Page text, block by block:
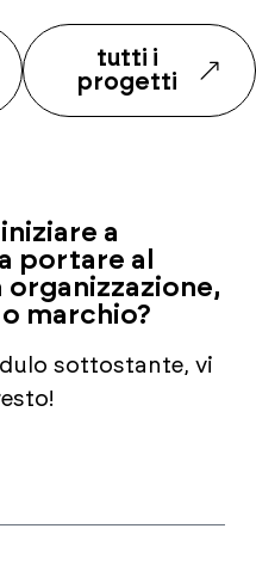
tutti i
progetti
a
portare al
marchio?
sottostante, vi